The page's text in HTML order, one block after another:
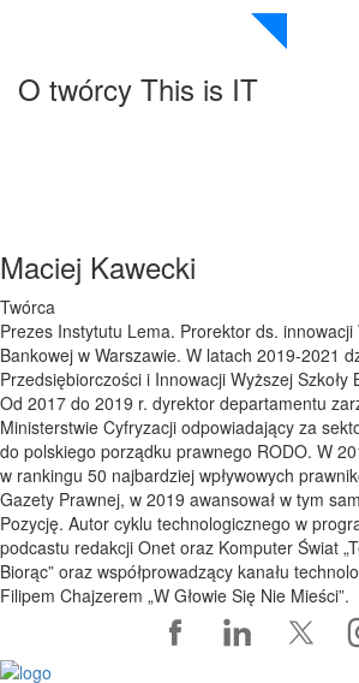
O twórcy This is IT
Maciej Kawecki
Twórca
Prezes Instytutu Lema. Prorektor ds. innowacji
Bankowej w Warszawie. W latach 2019-2021
Przedsiębiorczości i Innowacji Wyższej Szkoły
Od 2017 do 2019 r. dyrektor departamentu
Ministerstwie Cyfryzacji odpowiadający za
do polskiego porządku prawnego RODO. W
w rankingu 50 najbardziej wpływowych
Gazety Prawnej, w 2019 awansował w tym
Pozycję. Autor cyklu technologicznego w
podcastu redakcji Onet oraz Komputer Świat
Biorąc” oraz współprowadzący kanału
Filipem Chajzerem „W Głowie Się Nie Mieści”.